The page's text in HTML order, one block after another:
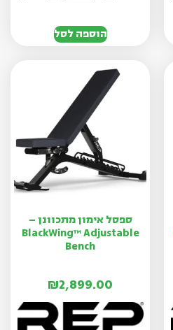
הוספה לסל
ספסל אימון מתכוונן –
BlackWing™ Adjustable
Bench
₪2,899.00